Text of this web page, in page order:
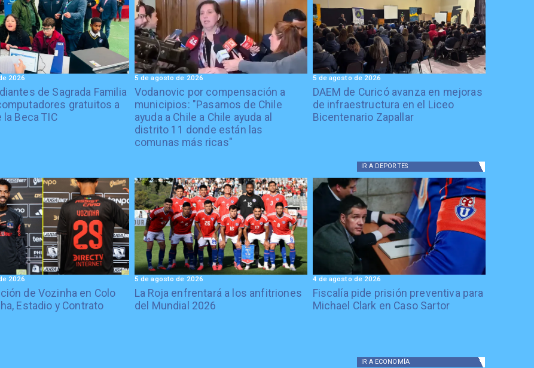
de Sagrada Familia
gratuitos a
Beca TIC
2026
Vodanovic por compensación a
municipios: "Pasamos de Chile
ayuda a Chile a Chile ayuda al
distrito 11 donde están las
comunas más ricas"
5 de agosto de 2026
DAEM de Curicó avanza en mejoras
de infraestructura en el Liceo
Bicentenario Zapallar
5 de agosto de 2026
IR A DEPORTES
de Vozinha en Colo
Estadio y Contrato
2026
La Roja enfrentará a los anfitriones
del Mundial 2026
5 de agosto de 2026
Fiscalía pide prisión preventiva para
Michael Clark en Caso Sartor
4 de agosto de 2026
IR A ECONOMÍA